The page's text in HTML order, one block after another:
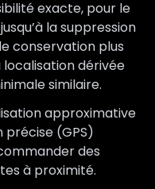
exacte, pour le
la suppression
conservation plus
localisation dérivée
similaire.
approximative
précise (GPS)
des
à proximité.